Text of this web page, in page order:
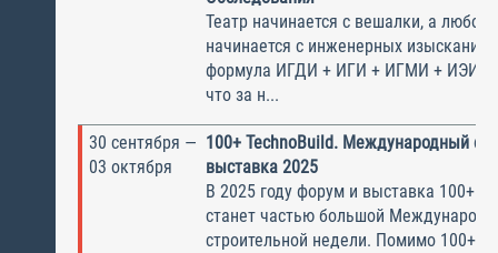
Театр начинается с вешалки, а любой
начинается с инженерных изысканий.
формула ИГДИ + ИГИ + ИГМИ + ИЭИ
что за н...
30 сентября —
03 октября
100+ TechnoBuild. Международный
выставка 2025
В 2025 году форум и выставка 100+
станет частью большой
строительной недели. Помимо 100+,